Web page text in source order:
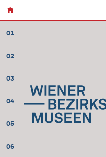
01
02
03
04
05
06